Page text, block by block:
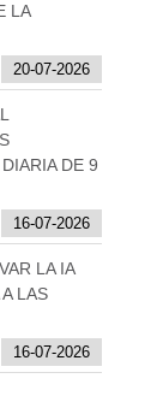
LA
20-07-2026
DE 9
16-07-2026
LA IA
LAS
16-07-2026